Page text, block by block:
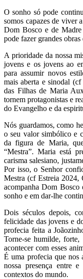
O sonho só pode
somos capazes de viver
Dom Bosco e de Madre
pode fazer grandes
A prioridade da nossa
jovens e os jovens ao
para assumir novos
mais aberta e sinodal
das Filhas de Maria
tornem protagonistas e
do Evangelho e da
Nós guardamos, como
o seu valor simbólico e
da figura de Maria,
“Mestra”. Maria está
carisma salesiano,
Por isso, o Senhor
Mestra (cf Estreia 2024,
acompanha Dom Bosco
sonho e em dar-lhe
Dois séculos depois,
felicidade das jovens e
profecia feita a
Torne-se humilde,
acontecer com esses
É uma profecia que nos
nossa presença entre
contextos do mundo.